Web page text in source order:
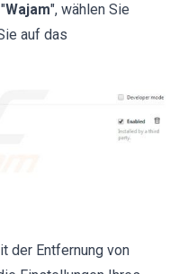
Wajam", wählen Sie
auf das
der Entfernung von